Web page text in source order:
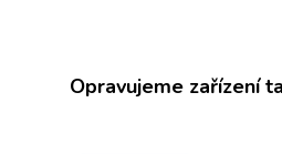
Opravujeme zařízení